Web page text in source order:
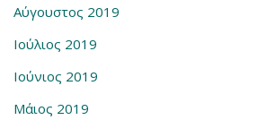
Αύγουστος 2019
Ιούλιος 2019
Ιούνιος 2019
Μάιος 2019